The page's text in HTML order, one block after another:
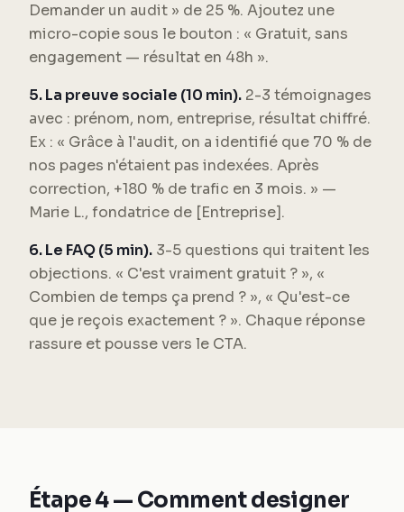
Demander un audit » de 25 %. Ajoutez une
micro-copie sous le bouton : « Gratuit, sans
engagement — résultat en 48h ».
5. La preuve sociale (10 min). 2-3 témoignages
avec : prénom, nom, entreprise, résultat chiffré.
Ex : « Grâce à l'audit, on a identifié que 70 % de
nos pages n'étaient pas indexées. Après
correction, +180 % de trafic en 3 mois. » —
Marie L., fondatrice de [Entreprise].
6. Le FAQ (5 min). 3-5 questions qui traitent les
objections. « C'est vraiment gratuit ? », «
Combien de temps ça prend ? », « Qu'est-ce
que je reçois exactement ? ». Chaque réponse
rassure et pousse vers le CTA.
Étape 4 — Comment designer